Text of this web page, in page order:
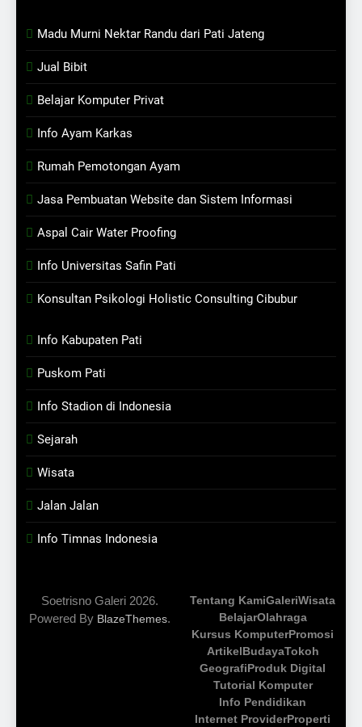
Madu Murni Nektar Randu dari Pati Jateng
Jual Bibit
Belajar Komputer Privat
Info Ayam Karkas
Rumah Pemotongan Ayam
Jasa Pembuatan Website dan Sistem Informasi
Aspal Cair Water Proofing
Info Universitas Safin Pati
Konsultan Psikologi Holistic Consulting Cibubur
Info Kabupaten Pati
Puskom Pati
Info Stadion di Indonesia
Sejarah
Wisata
Jalan Jalan
Info Timnas Indonesia
Soetrisno Galeri 2026.
Powered By BlazeThemes.
Tentang KamiGaleriWisata
BelajarOlahraga
Kursus KomputerPromosi
ArtikelBudayaTokoh
GeografiProduk Digital
Tutorial Komputer
Info Pendidikan
Internet ProviderProperti